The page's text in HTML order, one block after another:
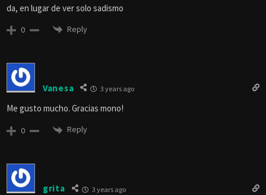
da, en lugar de ver solo sadismo
0 Reply
Vanesa 3 years ago
Me gusto mucho. Gracias mono!
0 Reply
grita 3 years ago